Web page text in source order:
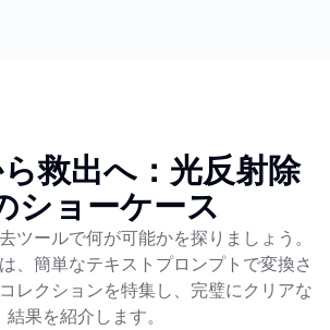
救出へ：光反射除
ショーケース
ツールで何が可能かを探りましょう。
、簡単なテキストプロンプトで変換さ
レクションを特集し、完璧にクリアな
結果を紹介します。